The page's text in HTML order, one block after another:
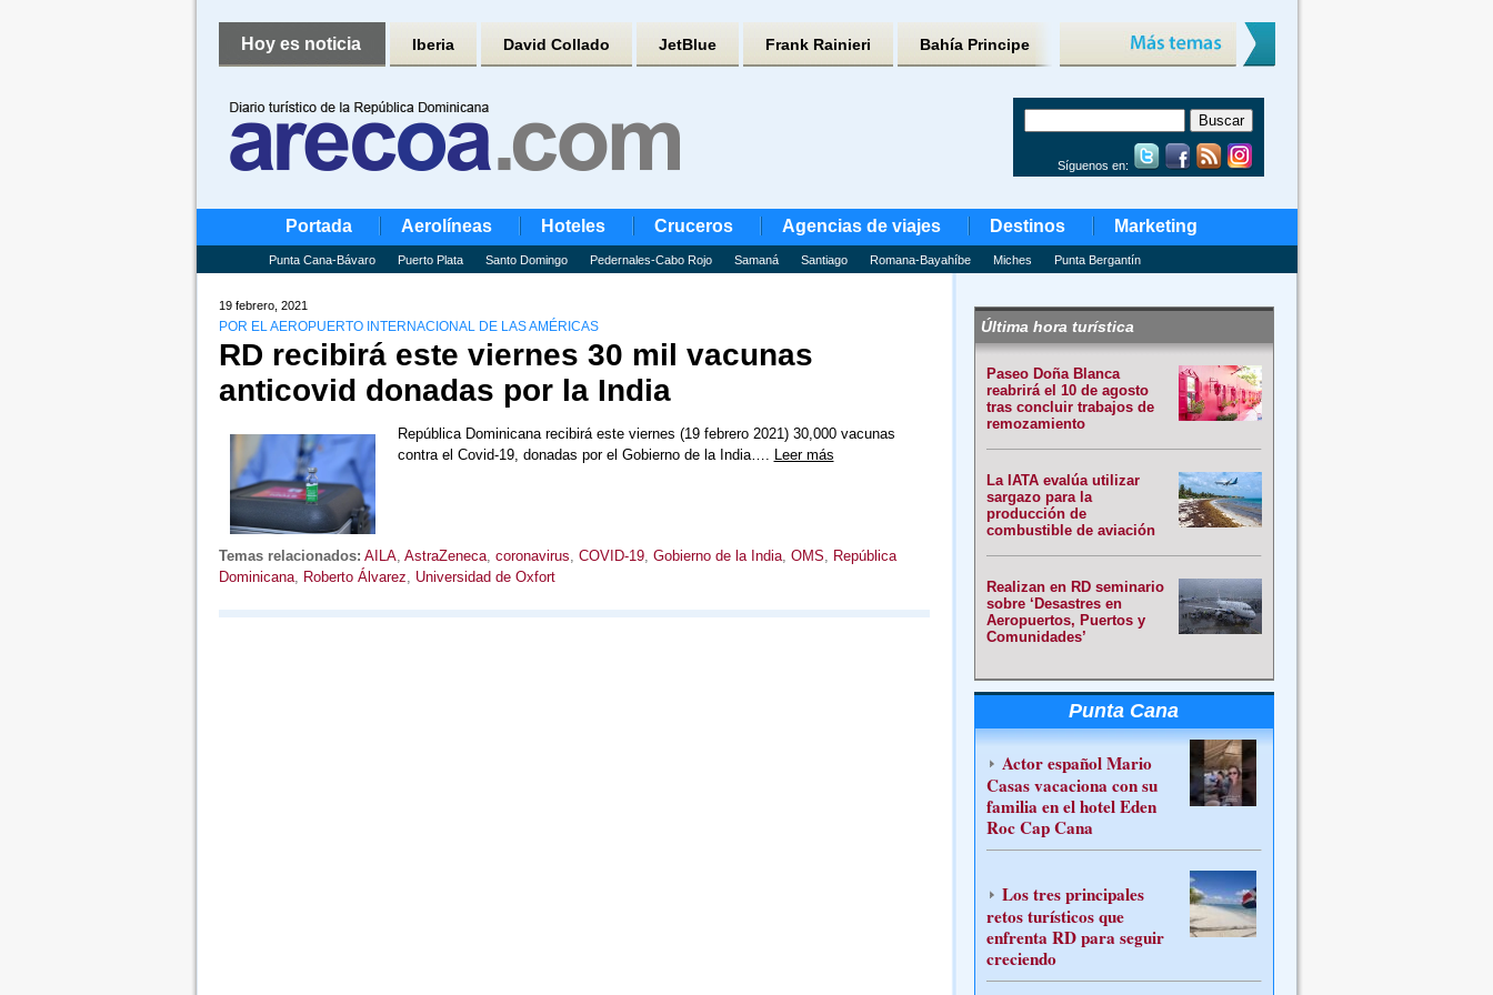
Hoy es noticia Iberia David Collado JetBlue Frank Rainieri Bahía Principe
Síguenos en:
Portada Aerolíneas Hoteles Cruceros Agencias de viajes Destinos Marketing
Punta Cana-Bávaro Puerto Plata Santo Domingo Pedernales-Cabo Rojo Samaná Santiago Romana-Bayahíbe Miches Punta Bergantín
19 febrero, 2021
POR EL AEROPUERTO INTERNACIONAL DE LAS AMÉRICAS
RD recibirá este viernes 30 mil vacunas
anticovid donadas por la India
República Dominicana recibirá este viernes (19 febrero 2021) 30,000 vacunas
contra el Covid-19, donadas por el Gobierno de la India…. Leer más
Temas relacionados: AILA, AstraZeneca, coronavirus, COVID-19, Gobierno de la India, OMS, República
Dominicana, Roberto Álvarez, Universidad de Oxfort
Última hora turística
Paseo Doña Blanca
reabrirá el 10 de agosto
tras concluir trabajos de
remozamiento
La IATA evalúa utilizar
sargazo para la
producción de
combustible de aviación
Realizan en RD seminario
sobre ‘Desastres en
Aeropuertos, Puertos y
Comunidades’
Punta Cana
Actor español Mario
Casas vacaciona con su
familia en el hotel Eden
Roc Cap Cana
Los tres principales
retos turísticos que
enfrenta RD para seguir
creciendo